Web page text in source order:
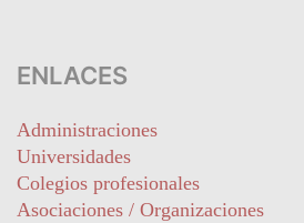
ENLACES
Administraciones
Universidades
Colegios profesionales
Asociaciones / Organizaciones